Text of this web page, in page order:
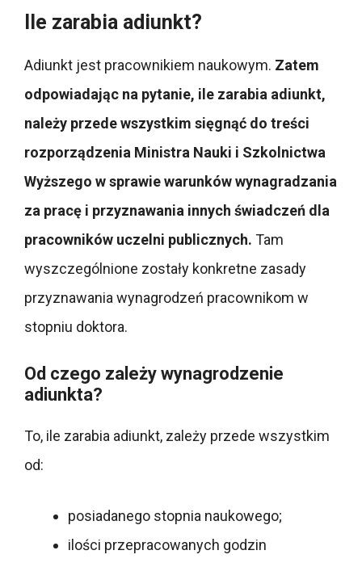
Ile zarabia adiunkt?
Adiunkt jest pracownikiem naukowym. Zatem
odpowiadając na pytanie, ile zarabia adiunkt,
należy przede wszystkim sięgnąć do treści
rozporządzenia Ministra Nauki i Szkolnictwa
Wyższego w sprawie warunków wynagradzania
za pracę i przyznawania innych świadczeń dla
pracowników uczelni publicznych. Tam
wyszczególnione zostały konkretne zasady
przyznawania wynagrodzeń pracownikom w
stopniu doktora.
Od czego zależy wynagrodzenie
adiunkta?
To, ile zarabia adiunkt, zależy przede wszystkim
od:
posiadanego stopnia naukowego;
ilości przepracowanych godzin